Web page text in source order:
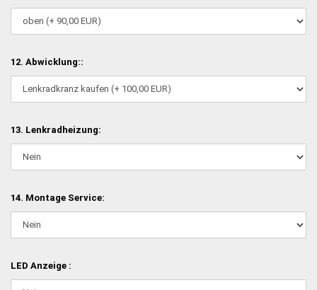
12. Abwicklung::
13. Lenkradheizung:
14. Montage Service:
LED Anzeige :